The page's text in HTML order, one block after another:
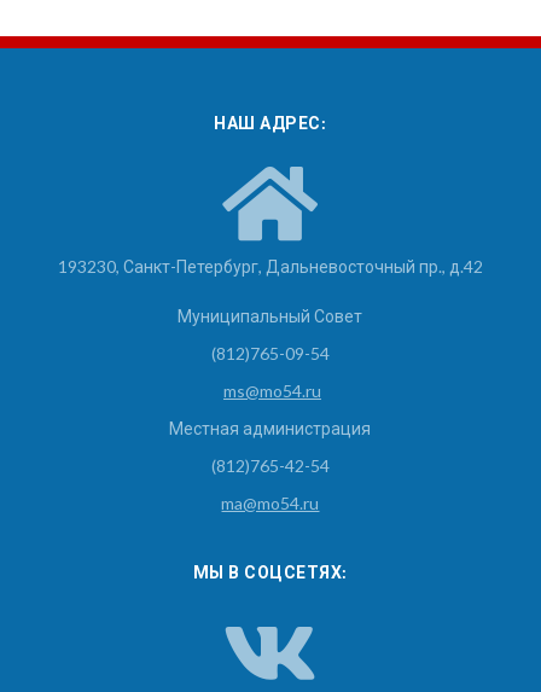
НАШ АДРЕС:
193230, Санкт-Петербург, Дальневосточный пр., д.42
Муниципальный Совет
(812)765-09-54
ms@mo54.ru
Местная администрация
(812)765-42-54
ma@mo54.ru
МЫ В СОЦСЕТЯХ: